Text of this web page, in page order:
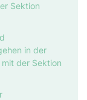
Sektion
in der
der Sektion